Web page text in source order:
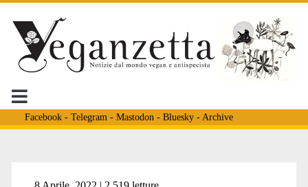
Facebook- Telegram - Mastodon - Bluesky- Archive